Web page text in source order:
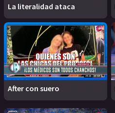
La literalidad ataca
After con suero